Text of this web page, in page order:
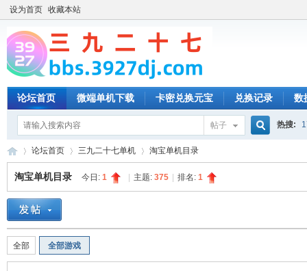
设为首页 收藏本站
论坛首页 微端单机下载 卡密兑换元宝 兑换记录 数
帖子 热搜:
»
论坛首页 三九二十七单机 淘宝单机目录
淘宝单机目录 今日: 1 主题: 375 排名: 1
全部 全部游戏